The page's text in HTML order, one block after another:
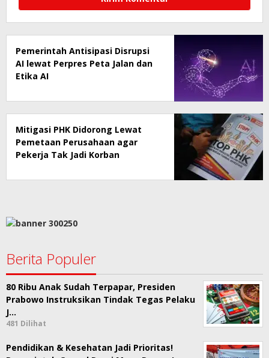
Pemerintah Antisipasi Disrupsi
AI lewat Perpres Peta Jalan dan
Etika AI
Mitigasi PHK Didorong Lewat
Pemetaan Perusahaan agar
Pekerja Tak Jadi Korban
Berita Populer
80 Ribu Anak Sudah Terpapar, Presiden
Prabowo Instruksikan Tindak Tegas Pelaku
J…
481 Dilihat
Pendidikan & Kesehatan Jadi Prioritas!